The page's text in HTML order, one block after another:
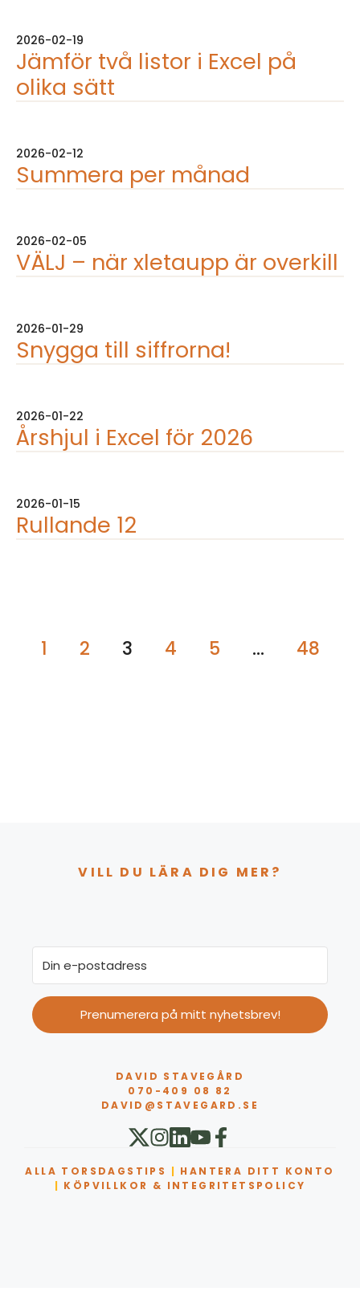
2026-02-19
Jämför två listor i Excel på
olika sätt
2026-02-12
Summera per månad
2026-02-05
VÄLJ – när xletaupp är overkill
2026-01-29
Snygga till siffrorna!
2026-01-22
Årshjul i Excel för 2026
2026-01-15
Rullande 12
1 2 3 4 5 … 48
VILL DU LÄRA DIG MER?
Prenumerera på mitt nyhetsbrev!
DAVID STAVEGÅRD
070-409 08 82
DAVID@STAVEGARD.SE
ALLA TORSDAGSTIPS | HANTERA DITT KONTO
| KÖPVILLKOR & INTEGRITETSPOLICY